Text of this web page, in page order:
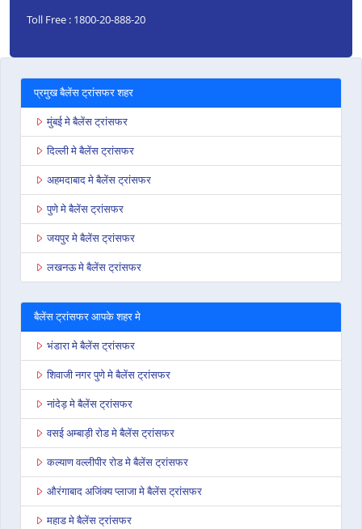
Toll Free : 1800-20-888-20
प्रमुख बैलेंस ट्रांसफर शहर
मुंबई मे बैलेंस ट्रांसफर
दिल्ली मे बैलेंस ट्रांसफर
अहमदाबाद मे बैलेंस ट्रांसफर
पुणे मे बैलेंस ट्रांसफर
जयपुर मे बैलेंस ट्रांसफर
लखनऊ मे बैलेंस ट्रांसफर
बैलेंस ट्रांसफर आपके शहर मे
भंडारा मे बैलेंस ट्रांसफर
शिवाजी नगर पुणे मे बैलेंस ट्रांसफर
नांदेड़ मे बैलेंस ट्रांसफर
वसई अम्बाड़ी रोड मे बैलेंस ट्रांसफर
कल्याण वल्लीपीर रोड मे बैलेंस ट्रांसफर
औरंगाबाद अजिंक्य प्लाजा मे बैलेंस ट्रांसफर
महाड मे बैलेंस ट्रांसफर